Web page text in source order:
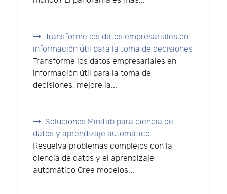
Transforme los datos empresariales en
información útil para la toma de decisiones
Transforme los datos empresariales en
información útil para la toma de
decisiones, mejore la...
Soluciones Minitab para ciencia de
datos y aprendizaje automático
Resuelva problemas complejos con la
ciencia de datos y el aprendizaje
automático Cree modelos...